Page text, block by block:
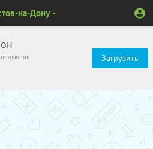
Загрузить
на-Дону